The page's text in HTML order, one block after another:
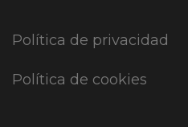
Política de privacidad
Política de cookies